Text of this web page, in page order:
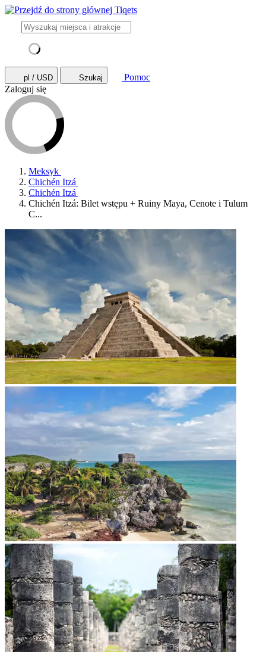
pl / USD Szukaj
Pomoc
Zaloguj się
Meksyk
Chichén Itzá
Chichén Itzá
Chichén Itzá: Bilet wstępu + Ruiny Maya, Cenote i Tulum
C...